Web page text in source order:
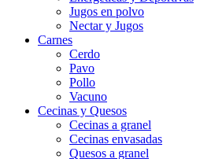
Jugos en polvo
Nectar y Jugos
Carnes
Cerdo
Pavo
Pollo
Vacuno
Cecinas y Quesos
Cecinas a granel
Cecinas envasadas
Quesos a granel